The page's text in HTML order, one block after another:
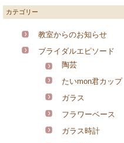
カテゴリー
教室からのお知らせ
ブライダルエピソード
陶芸
たいmon君カップ
ガラス
フラワーベース
ガラス時計